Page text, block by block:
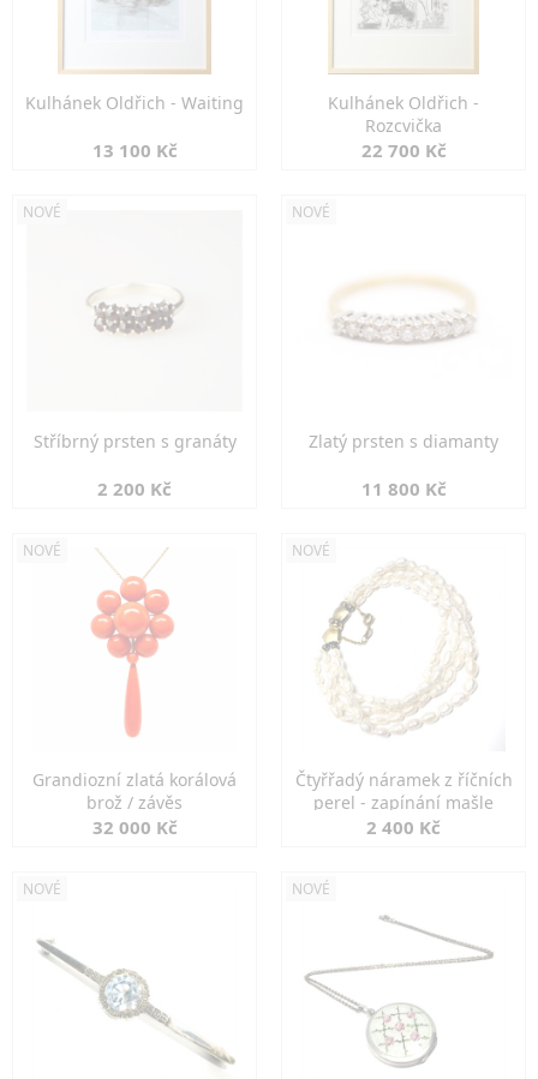
Kulhánek Oldřich - Waiting
13 100 Kč
Kulhánek Oldřich -
Rozcvička
22 700 Kč
NOVÉ
Stříbrný prsten s granáty
2 200 Kč
NOVÉ
Zlatý prsten s diamanty
11 800 Kč
NOVÉ
Grandiozní zlatá korálová
brož / závěs
32 000 Kč
NOVÉ
Čtyřřadý náramek z říčních
perel - zapínání mašle
2 400 Kč
NOVÉ NOVÉ